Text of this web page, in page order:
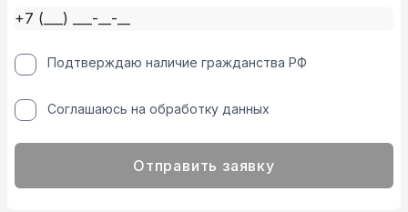
Подтверждаю наличие гражданства РФ
Соглашаюсь на обработку данных
Отправить заявку